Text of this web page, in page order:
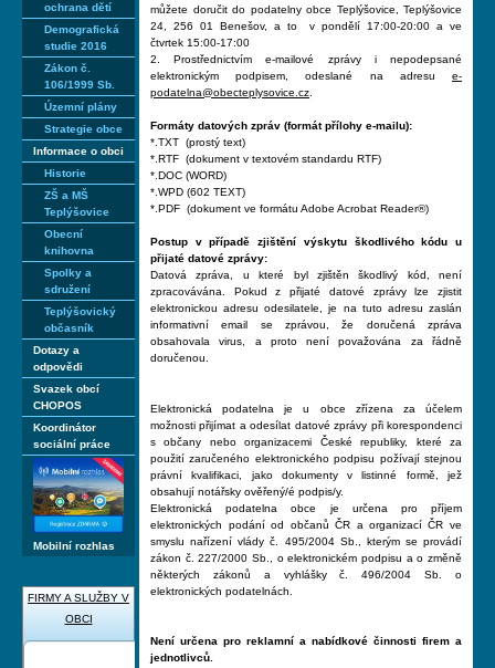
ochrana dětí
Demografická
studie 2016
Zákon č.
106/1999 Sb.
Územní plány
Strategie obce
Informace o obci
Historie
ZŠ a MŠ
Teplýšovice
Obecní
knihovna
Spolky a
sdružení
Teplýšovický
občasník
Dotazy a
odpovědi
Svazek obcí
CHOPOS
Koordinátor
sociální práce
Mobilní rozhlas
FIRMY A SLUŽBY V
OBCI
můžete doručit do podatelny obce Teplýšovice, Teplýšovice
24, 256 01 Benešov, a to v pondělí 17:00-20:00 a ve
čtvrtek 15:00-17:00
2. Prostřednictvím e-mailové zprávy i nepodepsané
elektronickým podpisem, odeslané na adresu e-
podatelna@obecteplysovice.cz
Formáty datových zpráv (formát přílohy e-mailu):
*.TXT (prostý text)
*.RTF (dokument v textovém standardu RTF)
*.DOC (WORD)
*.WPD (602 TEXT)
*.PDF (dokument ve formátu Adobe Acrobat Reader®)
Postup v případě zjištění výskytu škodlivého kódu u
přijaté datové zprávy:
Datová zpráva, u které byl zjištěn škodlivý kód, není
zpracovávána. Pokud z přijaté datové zprávy lze zjistit
elektronickou adresu odesilatele, je na tuto adresu zaslán
informativní email se zprávou, že doručená zpráva
obsahovala virus, a proto není považována za řádně
doručenou.
Elektronická podatelna je u obce zřízena za účelem
možnosti přijímat a odesílat datové zprávy při korespondenci
s občany nebo organizacemi České republiky, které za
použití zaručeného elektronického podpisu požívají stejnou
právní kvalifikaci, jako dokumenty v listinné formě, jež
obsahují notářsky ověřený/é podpis/y.
Elektronická podatelna obce je určena pro příjem
elektronických podání od občanů ČR a organizací ČR ve
smyslu nařízení vlády č. 495/2004 Sb., kterým se provádí
zákon č. 227/2000 Sb., o elektronickém podpisu a o změně
některých zákonů a vyhlášky č. 496/2004 Sb. o
elektronických podatelnách.
Není určena pro reklamní a nabídkové činnosti firem a
jednotlivců.